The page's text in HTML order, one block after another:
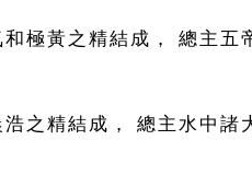
極黃之精結成， 總主五
之精結成， 總主水中諸